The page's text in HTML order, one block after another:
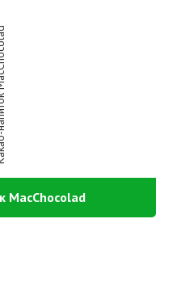
MacChocolad